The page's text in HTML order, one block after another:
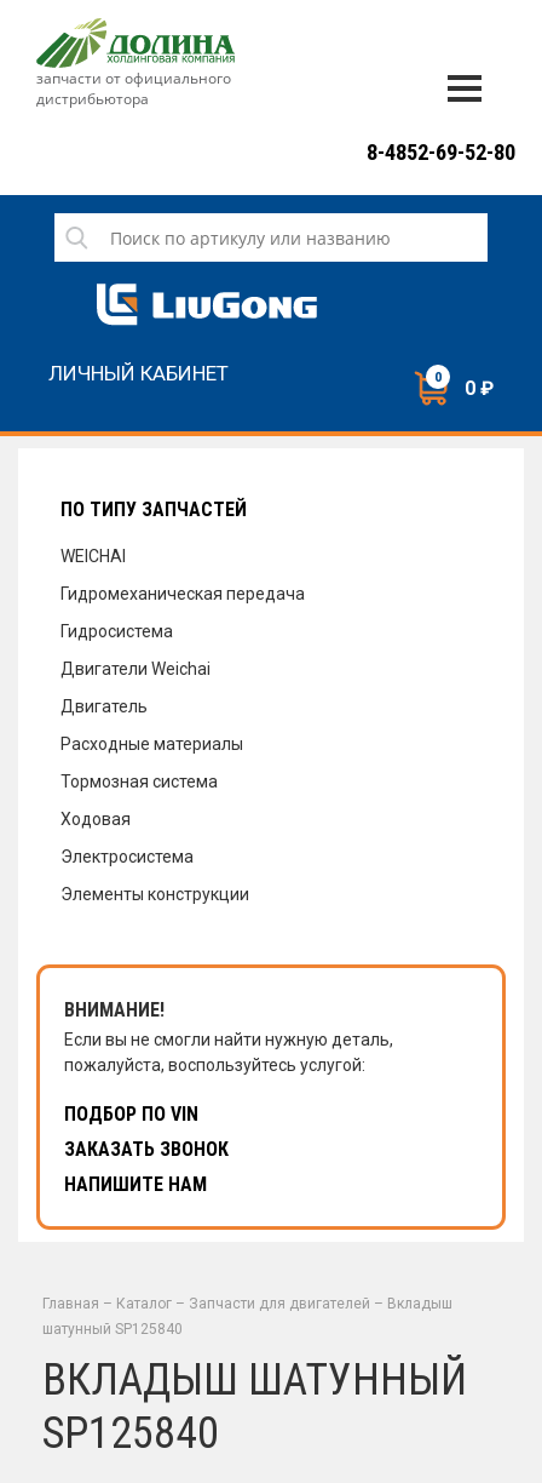
запчасти от официального
дистрибьютора
СЕРВИС
НОВОСТИ
8-4852-69-52-80
ЛИЧНЫЙ КАБИНЕТ 0 0 ₽
ПО ТИПУ ЗАПЧАСТЕЙ
WEICHAI
Гидромеханическая передача
Гидросистема
Двигатели Weichai
Двигатель
Расходные материалы
Тормозная система
Ходовая
Электросистема
Элементы конструкции
ВНИМАНИЕ!
Если вы не смогли найти нужную деталь,
пожалуйста, воспользуйтесь услугой:
ПОДБОР ПО VIN
ЗАКАЗАТЬ ЗВОНОК
НАПИШИТЕ НАМ
Главная – Каталог – Запчасти для двигателей – Вкладыш
шатунный SP125840
ВКЛАДЫШ ШАТУННЫЙ
SP125840